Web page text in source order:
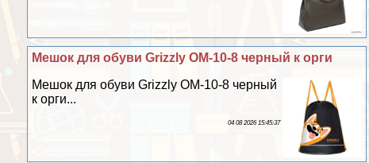
Мешок для обуви Grizzly OM-10-8 черный к opги
Мешок для обуви Grizzly OM-10-8 черный
к opги...
04 08 2026 15:45:37